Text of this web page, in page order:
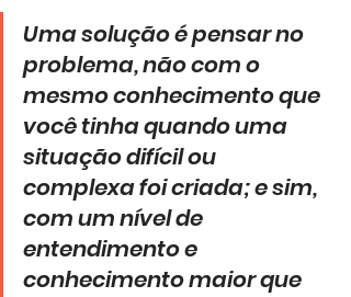
Uma solução é pensar no
problema, não com o
mesmo conhecimento que
você tinha quando uma
situação difícil ou
complexa foi criada; e sim,
com um nível de
entendimento e
conhecimento maior que